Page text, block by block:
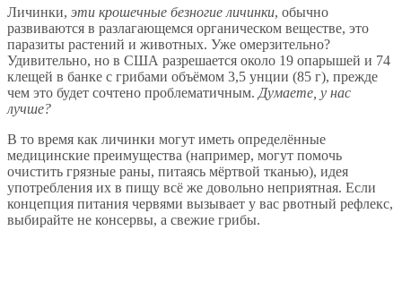
Личинки, эти крошечные безногие личинки, обычно
развиваются в разлагающемся органическом веществе, это
паразиты растений и животных. Уже омерзительно?
Удивительно, но в США разрешается около 19 опарышей и 74
клещей в банке с грибами объёмом 3,5 унции (85 г), прежде
чем это будет сочтено проблематичным. Думаете, у нас
лучше?
В то время как личинки могут иметь определённые
медицинские преимущества (например, могут помочь
очистить грязные раны, питаясь мёртвой тканью), идея
употребления их в пищу всё же довольно неприятная. Если
концепция питания червями вызывает у вас рвотный рефлекс,
выбирайте не консервы, а свежие грибы.